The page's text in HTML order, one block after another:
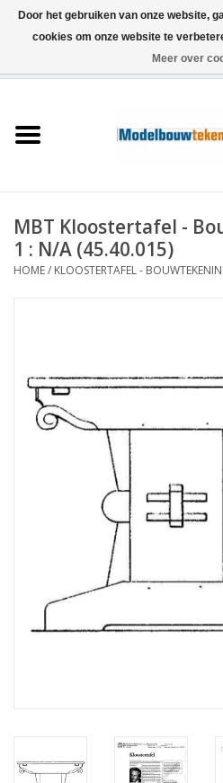
Schepen
Houtbouw
Documentatie
Nieuwe tekeningen
NIEUWE TIJDSCHRIFTEN
ABONNEMENT DE
MODELBOUWER
MBT Kloostertafel -
1 : N/A (45.40.015)
HOME/ KLOOSTERTAFEL -
Door het gebruiken van onze website,
cookies om onze website te
Meer over